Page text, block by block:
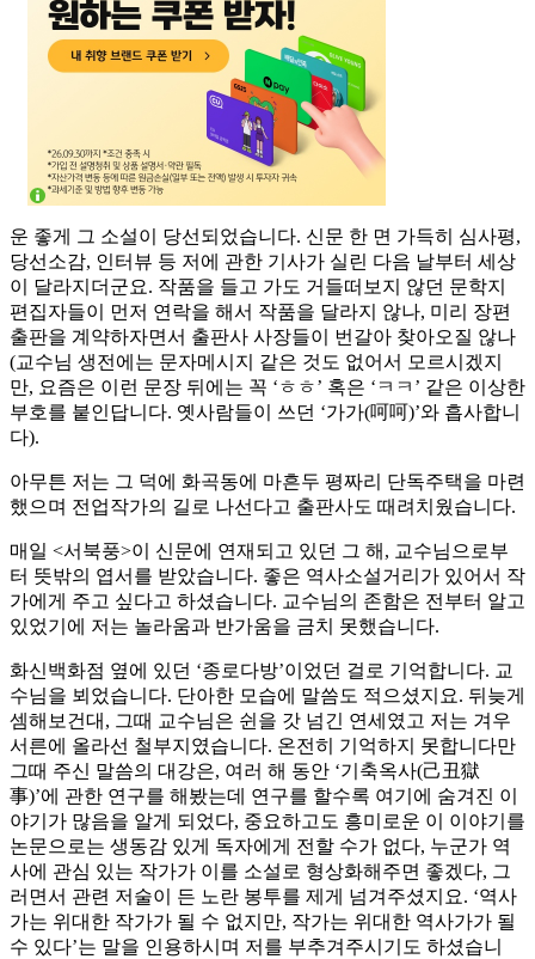
운 좋게 그 소설이 당선되었습니다. 신문 한 면 가득히 심사평,
당선소감, 인터뷰 등 저에 관한 기사가 실린 다음 날부터 세상
이 달라지더군요. 작품을 들고 가도 거들떠보지 않던 문학지
편집자들이 먼저 연락을 해서 작품을 달라지 않나, 미리 장편
출판을 계약하자면서 출판사 사장들이 번갈아 찾아오질 않나
(교수님 생전에는 문자메시지 같은 것도 없어서 모르시겠지
만, 요즘은 이런 문장 뒤에는 꼭 ‘ㅎㅎ’ 혹은 ‘ㅋㅋ’ 같은 이상한
부호를 붙인답니다. 옛사람들이 쓰던 ‘가가(呵呵)’와 흡사합니
다).
아무튼 저는 그 덕에 화곡동에 마흔두 평짜리 단독주택을 마련
했으며 전업작가의 길로 나선다고 출판사도 때려치웠습니다.
매일 <서북풍>이 신문에 연재되고 있던 그 해, 교수님으로부
터 뜻밖의 엽서를 받았습니다. 좋은 역사소설거리가 있어서 작
가에게 주고 싶다고 하셨습니다. 교수님의 존함은 전부터 알고
있었기에 저는 놀라움과 반가움을 금치 못했습니다.
화신백화점 옆에 있던 ‘종로다방’이었던 걸로 기억합니다. 교
수님을 뵈었습니다. 단아한 모습에 말씀도 적으셨지요. 뒤늦게
셈해보건대, 그때 교수님은 쉰을 갓 넘긴 연세였고 저는 겨우
서른에 올라선 철부지였습니다. 온전히 기억하지 못합니다만
그때 주신 말씀의 대강은, 여러 해 동안 ‘기축옥사(己丑獄
事)’에 관한 연구를 해봤는데 연구를 할수록 여기에 숨겨진 이
야기가 많음을 알게 되었다, 중요하고도 흥미로운 이 이야기를
논문으로는 생동감 있게 독자에게 전할 수가 없다, 누군가 역
사에 관심 있는 작가가 이를 소설로 형상화해주면 좋겠다, 그
러면서 관련 저술이 든 노란 봉투를 제게 넘겨주셨지요. ‘역사
가는 위대한 작가가 될 수 없지만, 작가는 위대한 역사가가 될
수 있다’는 말을 인용하시며 저를 부추겨주시기도 하셨습니